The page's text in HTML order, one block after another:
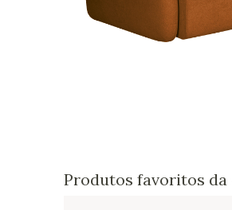
Produtos favoritos